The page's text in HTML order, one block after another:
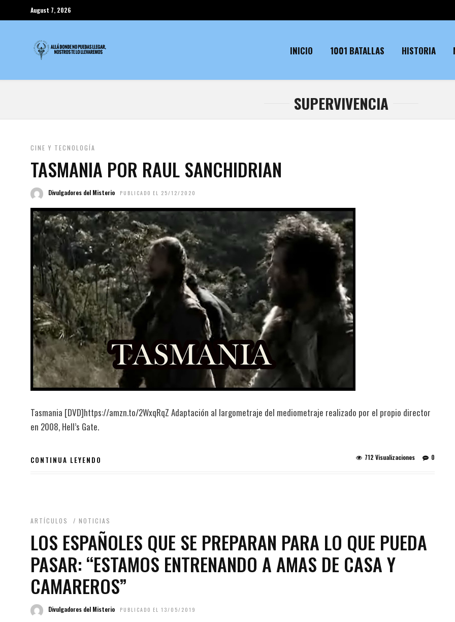
August 7, 2026
INICIO 1001 BATALLAS HISTORIA
SUPERVIVENCIA
CINE Y TECNOLOGÍA
TASMANIA POR RAUL SANCHIDRIAN
Divulgadores del Misterio PUBLICADO EL 25/12/2020
Tasmania [DVD]https://amzn.to/2WxqRqZ Adaptación al largometraje del mediometraje realizado por el propio director
en 2008, Hell’s Gate.
CONTINUA LEYENDO 0
712 Visualizaciones
ARTÍCULOS / NOTICIAS
LOS ESPAÑOLES QUE SE PREPARAN PARA LO QUE PUEDA
PASAR: “ESTAMOS ENTRENANDO A AMAS DE CASA Y
CAMAREROS”
Divulgadores del Misterio PUBLICADO EL 13/05/2019